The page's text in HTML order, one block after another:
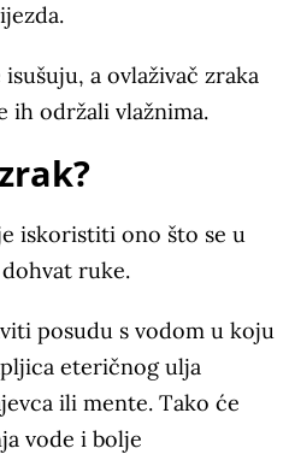
a ovlaživač zraka
ih održali vlažnima.
iskoristiti ono što se u
ruke.
posudu s vodom u koju
eteričnog ulja
ili mente. Tako će
vode i bolje